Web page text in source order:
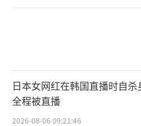
一起涌进来
又有一双手托起我
日本女网红在韩国直播时自杀
全程被直播
2026-08-06 09:21:46